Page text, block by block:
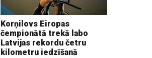
Korņilovs Eiropas
čempionātā trekā labo
Latvijas rekordu četru
kilometru iedzīšanā